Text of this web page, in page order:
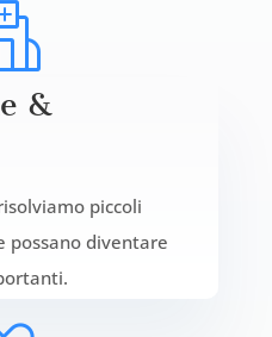
&
piccoli
possano diventare